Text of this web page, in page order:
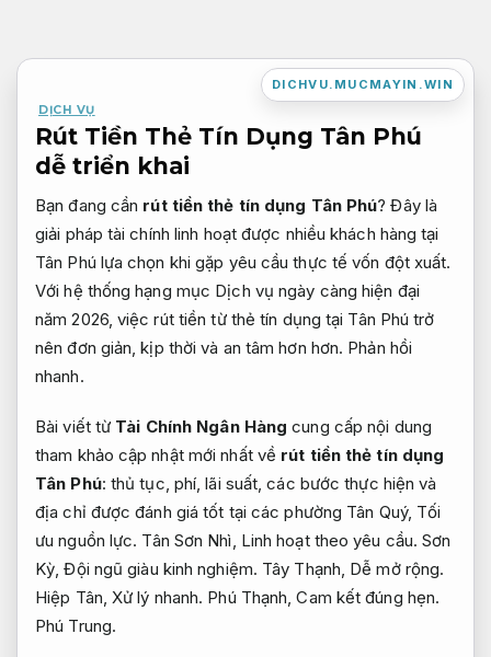
nội
DICHVU.MUCMAYIN.WIN
DỊCH VỤ
Rút Tiền Thẻ Tín Dụng Tân Phú
dễ triển khai
Bạn đang cần rút tiền thẻ tín dụng Tân Phú? Đây là
giải pháp tài chính linh hoạt được nhiều khách hàng tại
Tân Phú lựa chọn khi gặp yêu cầu thực tế vốn đột xuất.
Với hệ thống hạng mục Dịch vụ ngày càng hiện đại
năm 2026, việc rút tiền từ thẻ tín dụng tại Tân Phú trở
nên đơn giản, kịp thời và an tâm hơn hơn. Phản hồi
nhanh.
Bài viết từ Tài Chính Ngân Hàng cung cấp nội dung
tham khảo cập nhật mới nhất về rút tiền thẻ tín dụng
Tân Phú: thủ tục, phí, lãi suất, các bước thực hiện và
địa chỉ được đánh giá tốt tại các phường Tân Quý, Tối
ưu nguồn lực. Tân Sơn Nhì, Linh hoạt theo yêu cầu. Sơn
Kỳ,Đội ngũ giàu kinh nghiệm. Tây Thạnh, Dễ mở rộng.
Hiệp Tân, Xử lý nhanh. Phú Thạnh,Cam kết đúng hẹn.
Phú Trung.